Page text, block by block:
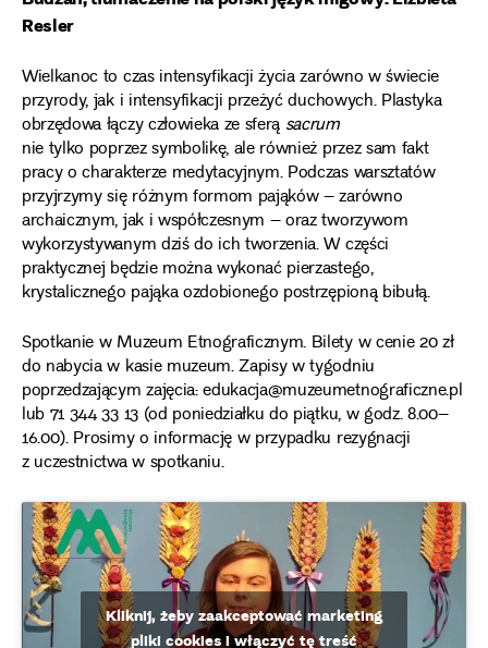
Resler
Wielkanoc to czas intensyfikacji życia zarówno w świecie
przyrody, jak i intensyfikacji przeżyć duchowych. Plastyka
obrzędowa łączy człowieka ze sferą sacrum
nie tylko poprzez symbolikę, ale również przez sam fakt
pracy o charakterze medytacyjnym. Podczas warsztatów
przyjrzymy się różnym formom pająków – zarówno
archaicznym, jak i współczesnym – oraz tworzywom
wykorzystywanym dziś do ich tworzenia. W części
praktycznej będzie można wykonać pierzastego,
krystalicznego pająka ozdobionego postrzępioną bibułą.
Spotkanie w Muzeum Etnograficznym. Bilety w cenie 20 zł
do nabycia w kasie muzeum. Zapisy w tygodniu
poprzedzającym zajęcia: edukacja@muzeumetnograficzne.pl
lub 71 344 33 13 (od poniedziałku do piątku, w godz. 8.00–
16.00). Prosimy o informację w przypadku rezygnacji
z uczestnictwa w spotkaniu.
Kliknij, żeby zaakceptować marketing
pliki cookies i włączyć tę treść